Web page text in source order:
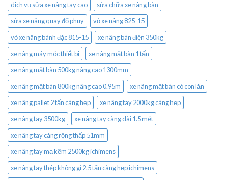
dịch vụ sửa xe nâng tay cao
sửa chữa xe nâng bàn
sửa xe nâng quay đổ phuy
vỏ xe nâng 825-15
vỏ xe nâng bánh đặc 815-15
xe nâng bàn điện 350kg
xe nâng máy móc thiết bị
xe nâng mặt bàn 1 tấn
xe nâng mặt bàn 500kg nâng cao 1300mm
xe nâng mặt bàn 800kg nâng cao 0.95m
xe nâng mặt bàn có con lăn
xe nâng pallet 2 tấn càng hẹp
xe nâng tay 2000kg càng hẹp
xe nâng tay 3500kg
xe nâng tay càng dài 1.5 mét
xe nâng tay càng rộng thấp 51mm
xe nâng tay mạ kẽm 2500kg ichimens
xe nâng tay thép không gỉ 2.5 tấn càng hẹp ichimens